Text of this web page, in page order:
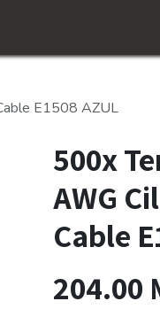
E1508 AZUL
500x
AWG
Cable
204.00